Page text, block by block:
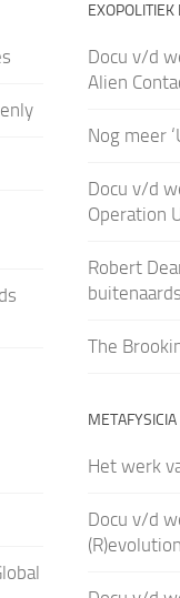
Docu v/d
Alien
Nog meer
Docu v/d
Operation
Robert
The
Het werk
Docu v/d
(R)evolution